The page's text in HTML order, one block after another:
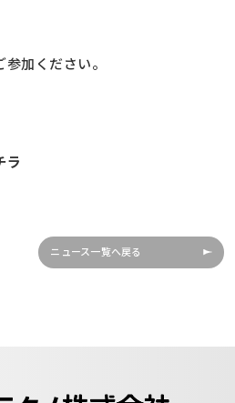
加ください。
ラ
ニュース一覧へ戻る